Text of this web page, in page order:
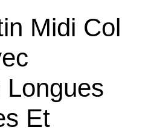
Midi Col
Longues
Et